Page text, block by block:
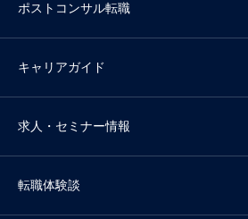
ポストコンサル転職
キャリアガイド
求人・セミナー情報
転職体験談